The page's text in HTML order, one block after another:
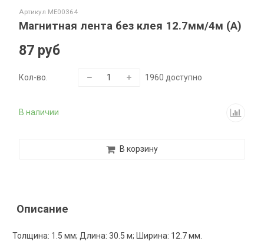
Артикул ME00364
Магнитная лента без клея 12.7мм/4м (А)
В наличии
87 руб
Кол-во. 1960 доступно
В корзину
Описание
Толщина: 1.5 мм; Длина: 30.5 м; Ширина: 12.7 мм.